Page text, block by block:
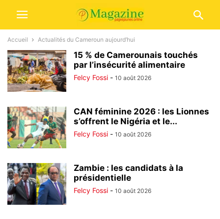
Accueil Actualités du Cameroun aujourd’hui
15 % de Camerounais touchés
par l’insécurité alimentaire
Felcy Fossi - 10 août 2026
CAN féminine 2026 : les Lionnes
s’offrent le Nigéria et le...
Felcy Fossi - 10 août 2026
Zambie : les candidats à la
présidentielle
Felcy Fossi - 10 août 2026